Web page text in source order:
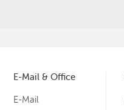
E-Mail & Office
E-Mail